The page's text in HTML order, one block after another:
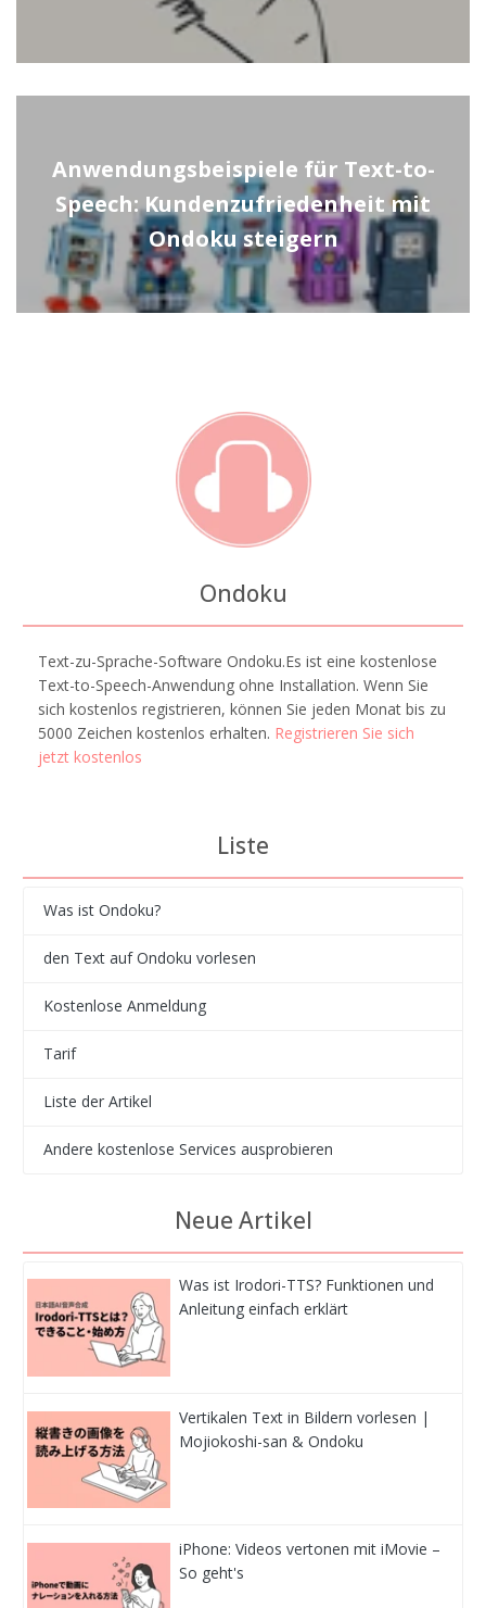
Anwendungsbeispiele für Text-to-
Speech: Kundenzufriedenheit mit
Ondoku steigern
Ondoku
Text-zu-Sprache-Software Ondoku.Es ist eine kostenlose
Text-to-Speech-Anwendung ohne Installation. Wenn Sie
sich kostenlos registrieren, können Sie jeden Monat bis zu
5000 Zeichen kostenlos erhalten. Registrieren Sie sich
jetzt kostenlos
Liste
Was ist Ondoku?
den Text auf Ondoku vorlesen
Kostenlose Anmeldung
Tarif
Liste der Artikel
Andere kostenlose Services ausprobieren
Neue Artikel
Was ist Irodori-TTS? Funktionen und
Anleitung einfach erklärt
Vertikalen Text in Bildern vorlesen |
Mojiokoshi-san & Ondoku
iPhone: Videos vertonen mit iMovie –
So geht's